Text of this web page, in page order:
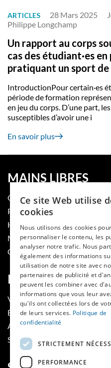
ARTICLES 28 Mars 2025
Philippe Longchamp
Un rapport au corps
cas des étudiant·es
pratiquant un sport
IntroductionPour certain·es
période de formation
en jeu du corps. D’une part,
susceptibles d’avoir une i
En savoir plus
MAINS LIBRES
QUI SOMMES-NOUS
PUBLIER DANS LA REVUE
HES-SO
MÉDECINE ET HYGIÈNE
CONTACT
RUBRIQUES
VOIR LES NUMÉROS
ÉVÈNEMENTS MAINS LIBRES
AGENDA
SOUTIENS
Ce site Web utilise
cookies
Nous utilisons des cookies pour
personnaliser le contenu, les
analyser notre trafic. Nous
également des informations
utilisation de notre site avec
partenaires de publicité et
peuvent les combiner avec
informations que vous leur
qu'ils ont collectées lors de
de leurs services. Politique de
confidentialité
STRICTEMENT
PERFORMANCE